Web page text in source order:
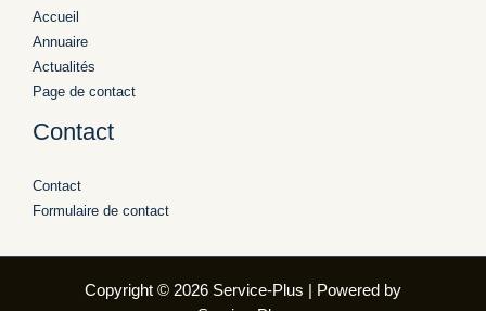
Accueil
Annuaire
Actualités
Page de contact
Contact
Contact
Formulaire de contact
Copyright © 2026 Service-Plus | Powered by